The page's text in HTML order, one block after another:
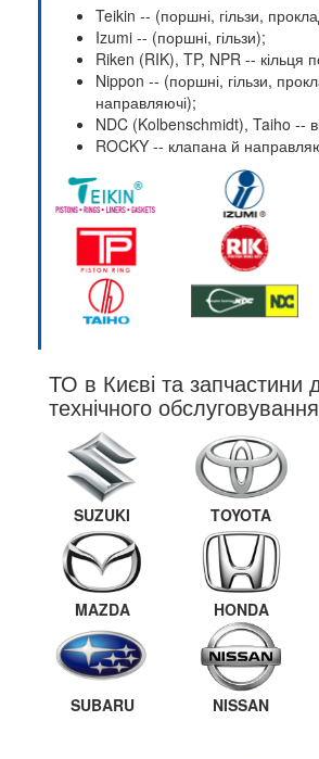
Teikin -- (поршні, гільзи,
Izumi -- (поршні, гільзи);
Riken (RIK), TP, NPR -- кільця
Nippon -- (поршні, гільзи,
направляючі);
NDC (Kolbenschmidt), Taiho --
ROCKY -- клапана й
ТО в Києві та запчастини
технічного
SUZUKI TOYOTA
MAZDA HONDA
SUBARU NISSAN